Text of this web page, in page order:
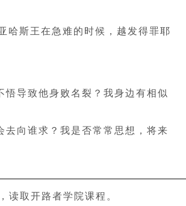
哈斯王在急难的时候，越发得罪耶
悟导致他身败名裂？我身边有相似
去向谁求？我是否常常思想，将来
读取开路者学院课程。